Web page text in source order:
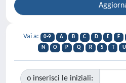
Vai a: 0-9 A B C D E F
N
O P Q R S T U
o inserisci le iniziali: